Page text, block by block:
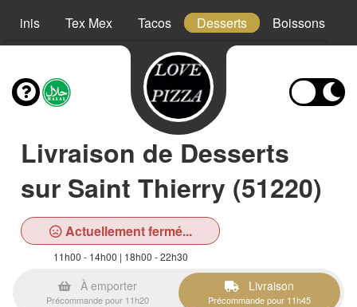
Tex Mex Tacos Desserts Boissons
Livraison de Desserts
sur Saint Thierry (51220)
Actuellement fermé...
11h00 - 14h00 | 18h00 - 22h30
À emporter
Précommande pour 11h20
Livraison
Précommande pour 11h45